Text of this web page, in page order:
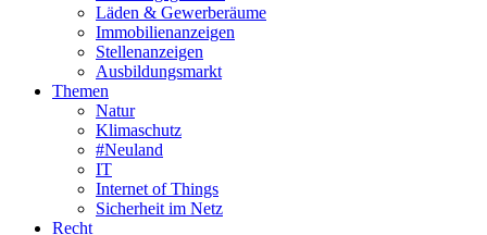
Läden & Gewerberäume
Immobilienanzeigen
Stellenanzeigen
Ausbildungsmarkt
Themen
Natur
Klimaschutz
#Neuland
IT
Internet of Things
Sicherheit im Netz
Recht